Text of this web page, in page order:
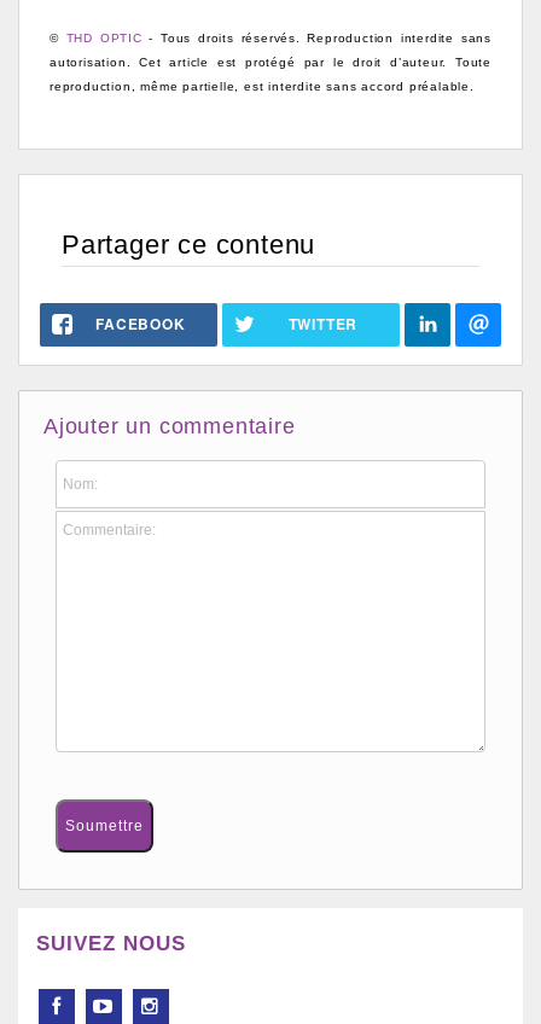
© THD OPTIC - Tous droits réservés. Reproduction interdite sans
autorisation.Cet article est protégé par le droit d’auteur. Toute
reproduction, même partielle, est interdite sans accord préalable.
Partager ce contenu
FACEBOOK TWITTER
Ajouter un commentaire
SUIVEZ NOUS